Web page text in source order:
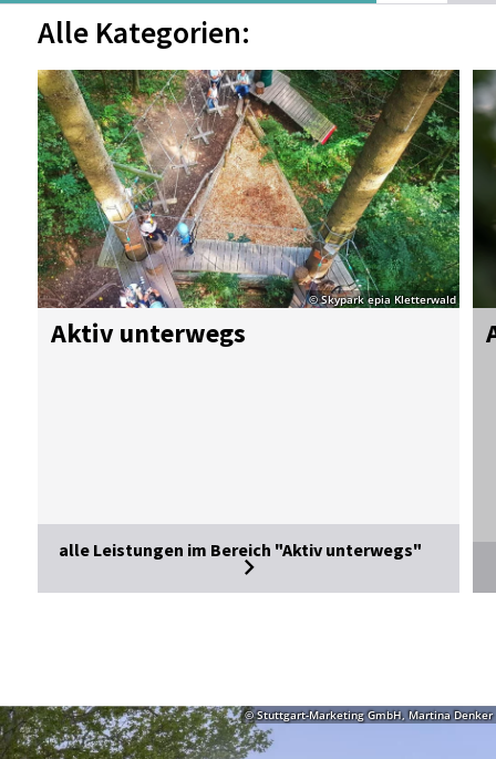
Alle Kategorien:
© Skypark epia Kletterwald
Ak­tiv un­ter­wegs
alle Leistungen im Bereich "Aktiv unterwegs"
© Stuttgart-Marketing GmbH, Martina Denker